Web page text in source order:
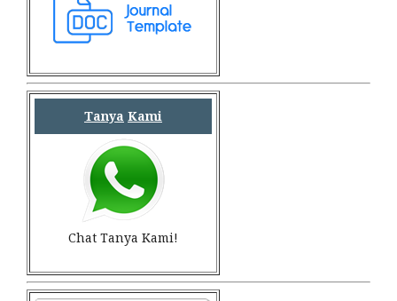
Tanya Kami
Chat Tanya Kami!